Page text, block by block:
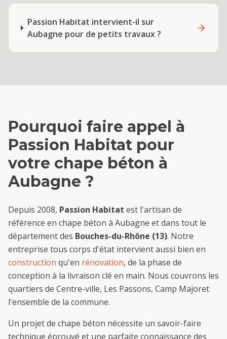
Passion Habitat intervient-il sur
Aubagne pour de petits travaux ?
Pourquoi faire appel à
Passion Habitat pour
votre chape béton à
Aubagne ?
Depuis 2008, Passion Habitat est l'artisan de
référence en chape béton à Aubagne et dans tout le
département des Bouches-du-Rhône (13). Notre
entreprise tous corps d'état intervient aussi bien en
construction qu'en rénovation, de la phase de
conception à la livraison clé en main. Nous couvrons les
quartiers de Centre-ville, Les Passons, Camp Majoret
l'ensemble de la commune.
Un projet de chape béton nécessite un savoir-faire
technique éprouvé et une parfaite connaissance des